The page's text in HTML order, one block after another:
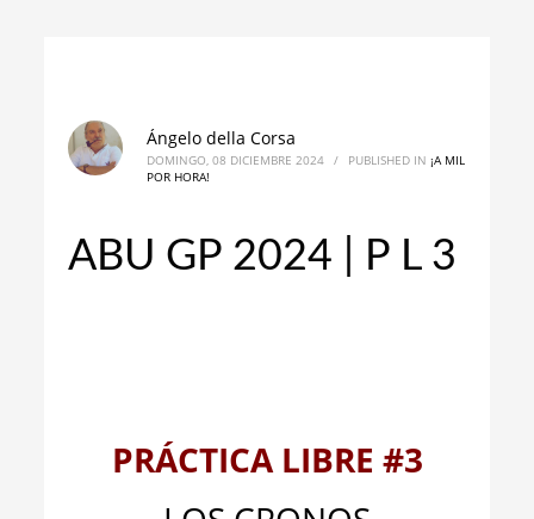
Ángelo della Corsa
DOMINGO, 08 DICIEMBRE 2024 / PUBLISHED IN¡A MIL
POR HORA!
ABU GP 2024 | P L 3
PRÁCTICA LIBRE #3